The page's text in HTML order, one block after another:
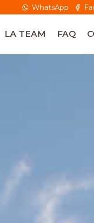
WhatsApp
LA TEAM FAQ